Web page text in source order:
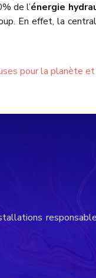
de l’énergie
En effet, la
pour la planète